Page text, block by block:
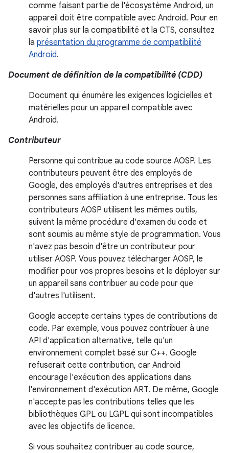
comme faisant partie de l'écosystème Android, un
appareil doit être compatible avec Android. Pour en
savoir plus sur la compatibilité et la CTS, consultez
la présentation du programme de compatibilité
Android.
Document de définition de la compatibilité (CDD)
Document qui énumère les exigences logicielles et
matérielles pour un appareil compatible avec
Android.
Contributeur
Personne qui contribue au code source AOSP. Les
contributeurs peuvent être des employés de
Google, des employés d'autres entreprises et des
personnes sans affiliation à une entreprise. Tous les
contributeurs AOSP utilisent les mêmes outils,
suivent la même procédure d'examen du code et
sont soumis au même style de programmation. Vous
n'avez pas besoin d'être un contributeur pour
utiliser AOSP. Vous pouvez télécharger AOSP, le
modifier pour vos propres besoins et le déployer sur
un appareil sans contribuer au code pour que
d'autres l'utilisent.
Google accepte certains types de contributions de
code. Par exemple, vous pouvez contribuer à une
API d'application alternative, telle qu'un
environnement complet basé sur C++. Google
refuserait cette contribution, car Android
encourage l'exécution des applications dans
l'environnement d'exécution ART. De même, Google
n'accepte pas les contributions telles que les
bibliothèques GPL ou LGPL qui sont incompatibles
avec les objectifs de licence.
Si vous souhaitez contribuer au code source,